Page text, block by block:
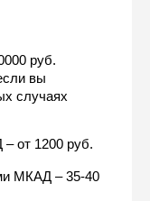
руб.
вы
случаях
от 1200 руб.
МКАД – 35-40